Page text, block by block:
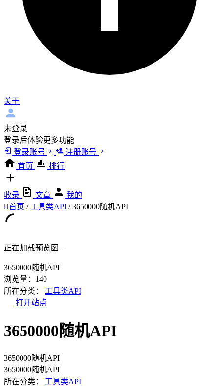
关于
未登录
登录后体验更多功能
登录账号
注册账号
首页
排行
收录 文章
我的
首页 / 工具类API / 3650000随机API
正在加载预览图...
3650000随机API
浏览量：140
所在分类：
工具类API
打开站点
3650000随机API
3650000随机API
3650000随机API
所在分类：
工具类API